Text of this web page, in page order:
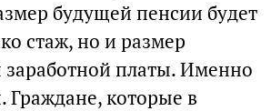
будущей пенсии будет
стаж, но и размер
платы. Именно
которые в